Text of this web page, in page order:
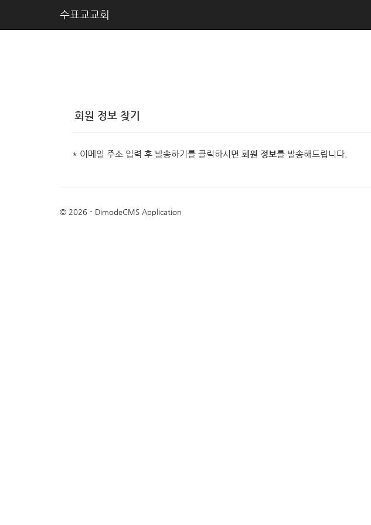
수표교교회
회원 정보 찾기
* 이메일 주소 입력 후 발송하기를 클릭하시면 회원 정보를 발송해드립니다.
© 2026 - DimodeCMS Application